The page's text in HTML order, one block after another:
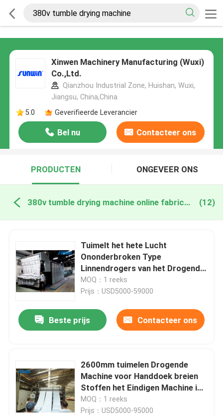
Xinwen Machinery Manufacturing (Wuxi)
Co.,Ltd.
Qianzhou Industrial Zone, Huishan, Wuxi,
Jiangsu, China,China
5.0
Geverifieerde Leverancier
Bel nu Contacteer ons
PRODUCTEN ONGEVEER ONS
380v tumble drying machine online fabricage (12)
Tuimelt het hete Lucht
Ononderbroken Type
Linnendrogers van het Drogende
Machine50hz de Commerciële
Gas
MOQ：1 reeks
Prijs：USD5000-59000
Beste prijs Contacteer ons
2600mm tuimelen Drogende
Machine voor Handdoek breien
Stoffen het Eindigen Machine in
Textiel
MOQ：1 reeks
Prijs：USD5000-95000